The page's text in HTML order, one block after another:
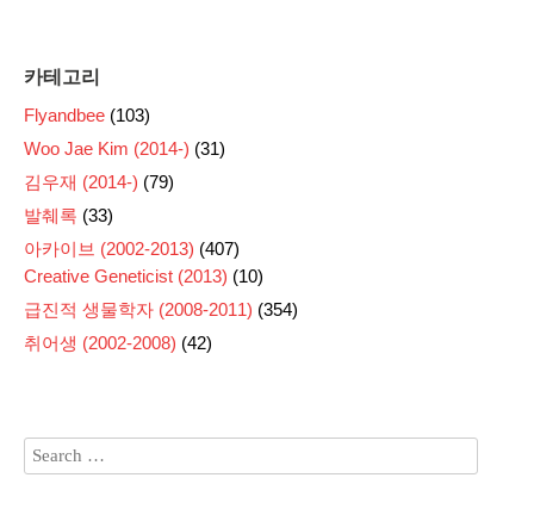
카테고리
Flyandbee (103)
Woo Jae Kim (2014-) (31)
김우재 (2014-) (79)
발췌록 (33)
아카이브 (2002-2013) (407)
Creative Geneticist (2013) (10)
급진적 생물학자 (2008-2011) (354)
취어생 (2002-2008) (42)